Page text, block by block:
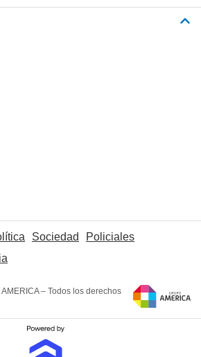
Sociedad
Policiales
– Todos los derechos